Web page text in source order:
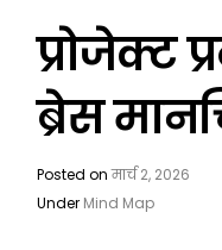
प्रोजेक्ट
ब्रेस
Posted onमार्च 2, 2026
Under Mind Map